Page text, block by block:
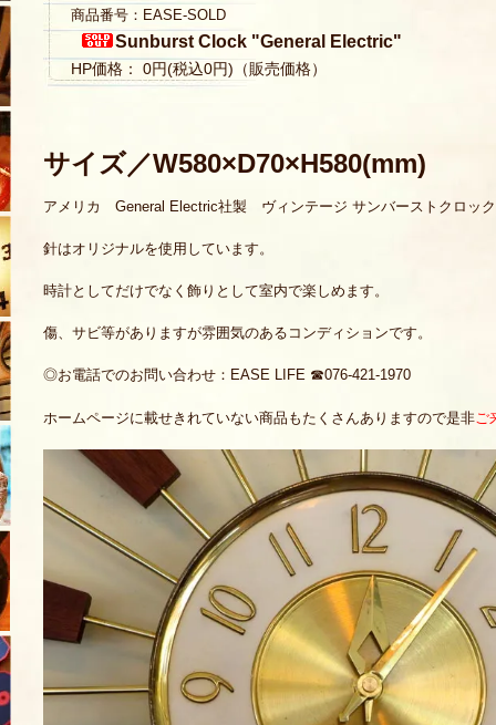
商品番号：EASE-SOLD
Sunburst Clock "General Electric"
HP価格： 0円(税込0円)（販売価格）
サイズ／W580×D70×H580(mm)
アメリカ General Electric社製 ヴィンテージ サンバーストクロッ
針はオリジナルを使用しています。
時計としてだけでなく飾りとして室内で楽しめます。
傷、サビ等がありますが雰囲気のあるコンディションです。
◎お電話でのお問い合わせ：EASE LIFE ☎076-421-1970
ホームページに載せきれていない商品もたくさんありますので是非ご